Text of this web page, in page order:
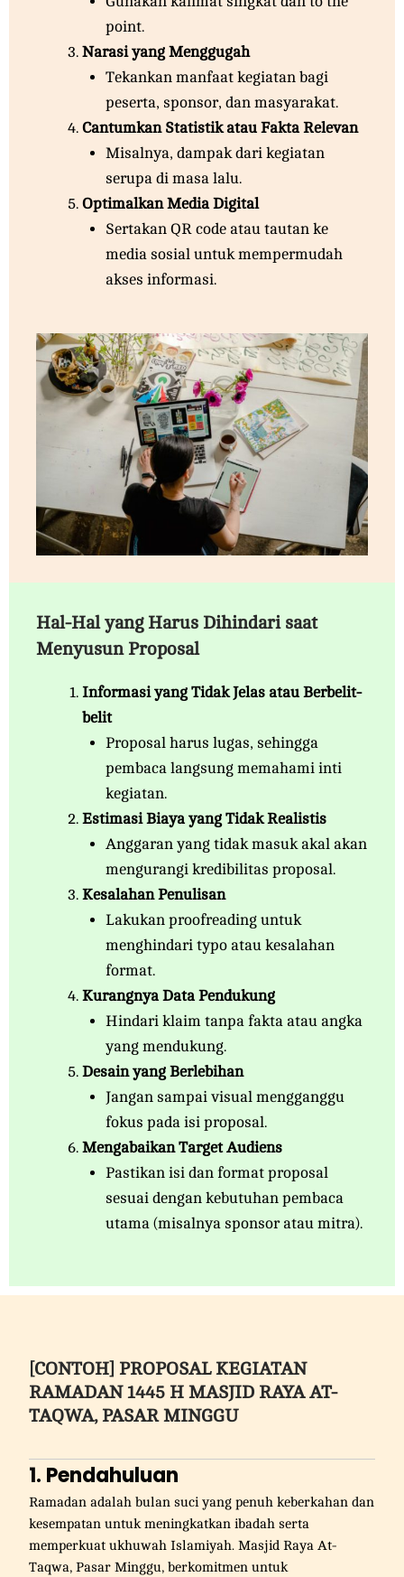
point.
Narasi yang Menggugah
Tekankan manfaat kegiatan bagi
peserta, sponsor, dan masyarakat.
Cantumkan Statistik atau Fakta Relevan
Misalnya, dampak dari kegiatan
serupa di masa lalu.
Optimalkan Media Digital
Sertakan QR code atau tautan ke
media sosial untuk mempermudah
akses informasi.
Hal-Hal yang Harus Dihindari saat
Menyusun Proposal
Informasi yang Tidak Jelas atau Berbelit-
belit
Proposal harus lugas, sehingga
pembaca langsung memahami inti
kegiatan.
Estimasi Biaya yang Tidak Realistis
Anggaran yang tidak masuk akal akan
mengurangi kredibilitas proposal.
Kesalahan Penulisan
Lakukan proofreading untuk
menghindari typo atau kesalahan
format.
Kurangnya Data Pendukung
Hindari klaim tanpa fakta atau angka
yang mendukung.
Desain yang Berlebihan
Jangan sampai visual mengganggu
fokus pada isi proposal.
Mengabaikan Target Audiens
Pastikan isi dan format proposal
sesuai dengan kebutuhan pembaca
utama (misalnya sponsor atau mitra).
[CONTOH] PROPOSAL KEGIATAN
RAMADAN 1445 H MASJID RAYA AT-
TAQWA, PASAR MINGGU
1. Pendahuluan
Ramadan adalah bulan suci yang penuh keberkahan dan
kesempatan untuk meningkatkan ibadah serta
memperkuat ukhuwah Islamiyah. Masjid Raya At-
Taqwa, Pasar Minggu, berkomitmen untuk